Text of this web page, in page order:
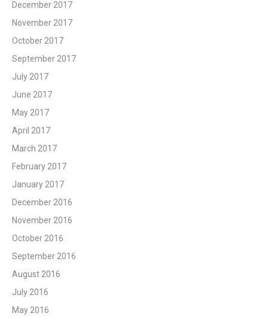
December 2017
November 2017
October 2017
September 2017
July 2017
June 2017
May 2017
April 2017
March 2017
February 2017
January 2017
December 2016
November 2016
October 2016
September 2016
August 2016
July 2016
May 2016